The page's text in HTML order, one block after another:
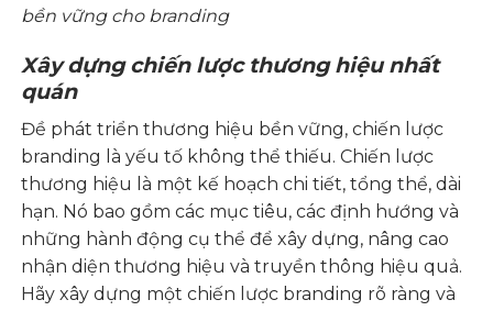
bền vững cho branding
Xây dựng chiến lược thương hiệu nhất
quán
Đề phát triển thương hiệu bền vững, chiến lược
branding là yếu tố không thể thiếu. Chiến lược
thương hiệu là một kế hoạch chi tiết, tổng thể, dài
hạn. Nó bao gồm các mục tiêu, các định hướng và
những hành động cụ thể để xây dựng, nâng cao
nhận diện thương hiệu và truyền thông hiệu quả.
Hãy xây dựng một chiến lược branding rõ ràng và